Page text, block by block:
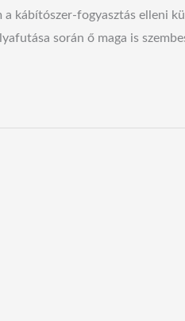
a kábítószer-fogyasztás elleni
során ő maga is